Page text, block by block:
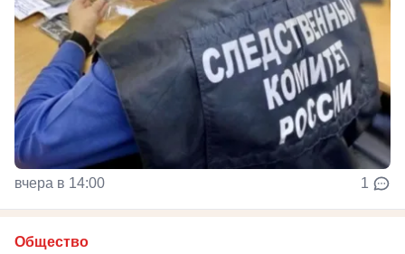
вчера в 14:00 1
Общество